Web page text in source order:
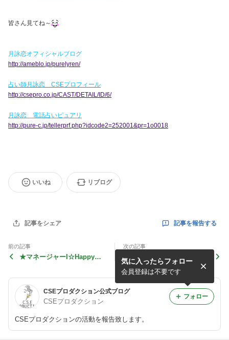
皆さん見てね～
月詠恋オフィシャルブログ
http://ameblo.jp/purelyren/
占い師月詠恋 CSEプロフィール
http://csepro.co.jp/CAST/DETAIL/ID/6/
月詠恋 電話占いピュアリ
http://pure-c.jp/tellerprf.php?idcode2=252001&pr=1o0018
いいね リブログ
記事をシェア 記事を報告する
前の記事
★マネージャーI☆Happy B
次の記事
CSEプロダクション：所属
タレント紹介『夢音(むお
ん)』先生
CSEプロダクション公式ブログ
CSEプロダクション
気に入ったらフォロー
会員登録は不要です
フォロー